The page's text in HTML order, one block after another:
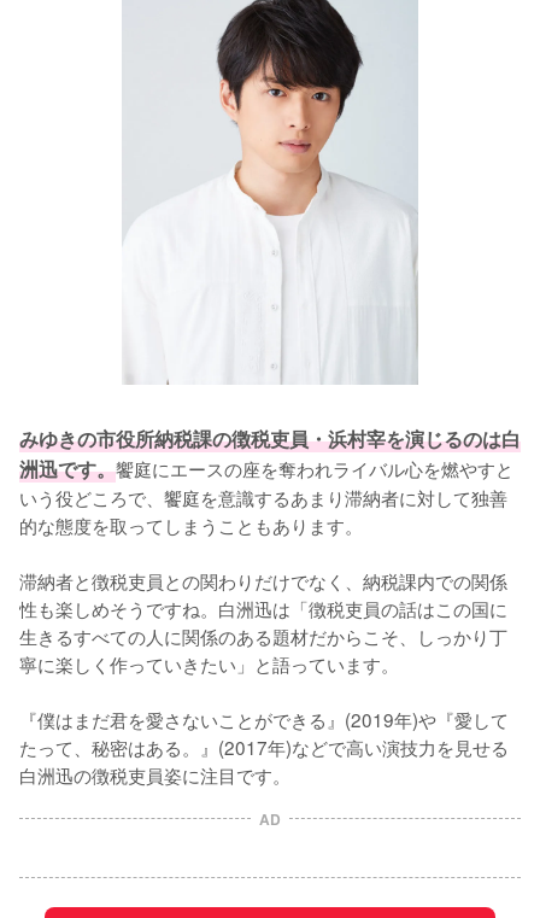
みゆきの市役所納税課の徴税吏員・浜村宰を演じるのは白
洲迅です。饗庭にエースの座を奪われライバル心を燃やすと
いう役どころで、饗庭を意識するあまり滞納者に対して独善
的な態度を取ってしまうこともあります。
滞納者と徴税吏員との関わりだけでなく、納税課内での関係
性も楽しめそうですね。白洲迅は「徴税吏員の話はこの国に
生きるすべての人に関係のある題材だからこそ、しっかり丁
寧に楽しく作っていきたい」と語っています。
『僕はまだ君を愛さないことができる』(2019年)や『愛して
たって、秘密はある。』(2017年)などで高い演技力を見せる
白洲迅の徴税吏員姿に注目です。
AD